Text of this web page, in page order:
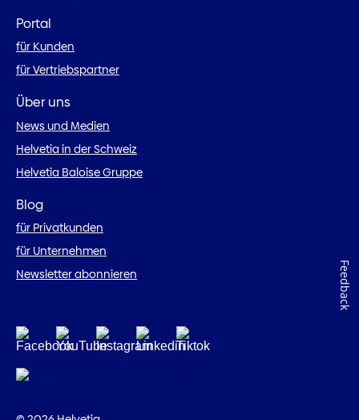
Portal
für Kunden
für Vertriebspartner
Über uns
News und Medien
Helvetia in der Schweiz
Helvetia Baloise Gruppe
Blog
für Privatkunden
für Unternehmen
Newsletter abonnieren
Feedback